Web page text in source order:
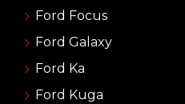
Ford Focus
Ford Galaxy
Ford Ka
Ford Kuga